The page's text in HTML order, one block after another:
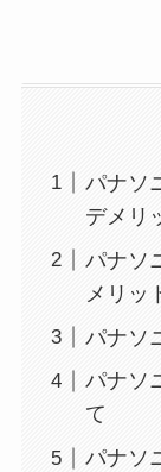
パナソ
デメリ
パナソ
メリッ
パナソ
パナソ
て
パナソ